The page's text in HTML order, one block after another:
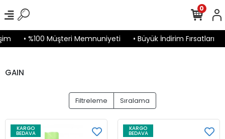
• %100 Müşteri Memnuniyeti • Büyük İndirim Fırsatları
0
GAIN
Filtreleme Sıralama
KARGO
BEDAVA
KARGO
BEDAVA